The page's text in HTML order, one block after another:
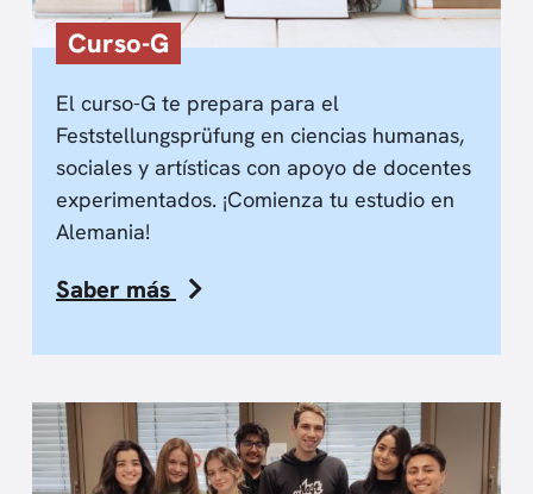
Curso-G
El curso-G te prepara para el
Feststellungsprüfung en ciencias humanas,
sociales y artísticas con apoyo de docentes
experimentados. ¡Comienza tu estudio en
Alemania!
Saber más